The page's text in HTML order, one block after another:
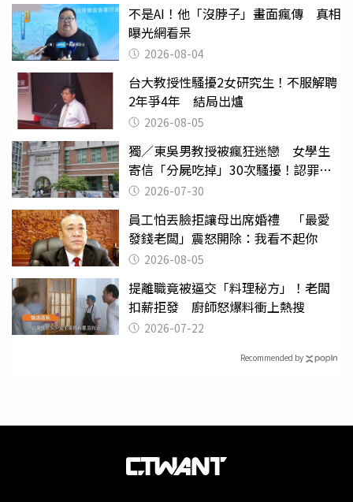
不是AI！他「沒脖子」畫面瘋傳 真相
曝光網看呆
2026-08-04
台大教授性騷擾2女研究生！不服解聘
2年爭4年 結局出爐
2026-08-05
獨／東吳男教授被瘋狂迷戀 女學生
寄信「分屍吃掉」30次騷擾！認罪免
關 2026-07-30
員工怕丟臉拒讓母出席婚禮 「最愛
發錢老闆」震怒開除：我看不起你
2026-08-05
提離職竟被逼交「料理秘方」！老闆
扣薪拒發 廚師怒爆料衝上熱搜
2026-07-22
Recommended by